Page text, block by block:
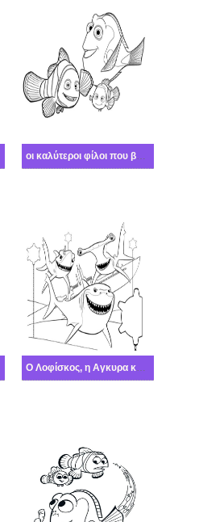
οι καλύτεροι φίλοι που βρήκαν το Νέμο
Ο Λοφίσκος, η Αγκυρα και ο Τσαβκ στήνουν μια ενέδρα